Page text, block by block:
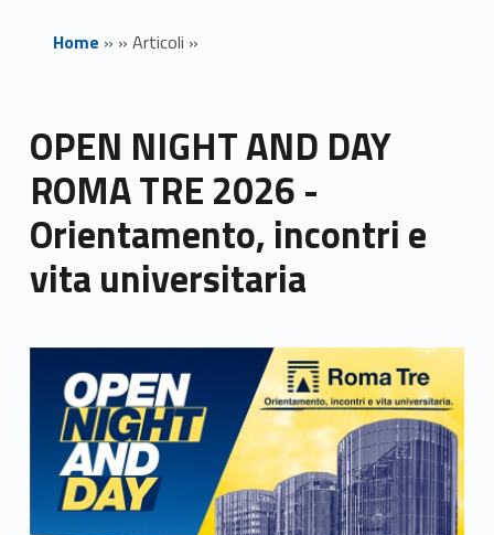
Home » » Articoli »
OPEN NIGHT AND DAY
ROMA TRE 2026 -
Orientamento, incontri e
vita universitaria
Link identifier archive #link-archive-thumb-soap-18509